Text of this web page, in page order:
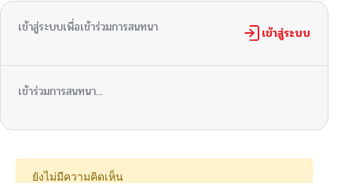
เข้าสู่ระบบเพื่อเข้าร่วมการสนทนา เข้าสู่ระบบ
เข้าร่วมการสนทนา...
ยังไม่มีความคิดเห็น